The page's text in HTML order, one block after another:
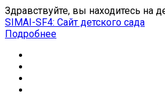
Здравствуйте, вы находитесь на
SIMAI-SF4: Сайт детского сада
Подробнее